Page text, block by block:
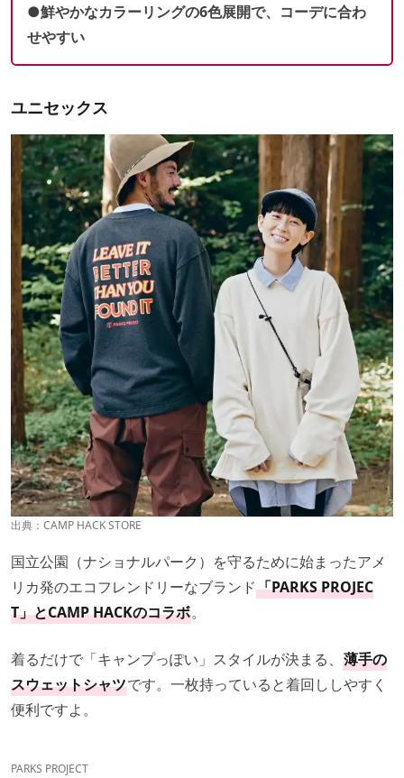
●鮮やかなカラーリングの6色展開で、コーデに合わ
せやすい
ユニセックス
出典： CAMP HACK STORE
国立公園（ナショナルパーク）を守るために始まったアメ
リカ発のエコフレンドリーなブランド「PARKS PROJEC
T」とCAMP HACKのコラボ。
着るだけで「キャンプっぽい」スタイルが決まる、 薄手の
スウェットシャツです。一枚持っていると着回ししやすく
便利ですよ。
PARKS PROJECT